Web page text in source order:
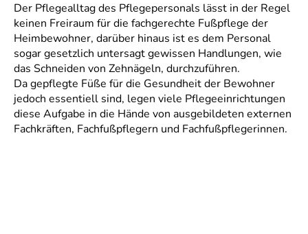
Der Pflegealltag des Pflegepersonals lässt in der Regel
keinen Freiraum für die fachgerechte Fußpflege der
Heimbewohner, darüber hinaus ist es dem Personal
sogar gesetzlich untersagt gewissen Handlungen, wie
das Schneiden von Zehnägeln, durchzuführen.
Da gepflegte Füße für die Gesundheit der Bewohner
jedoch essentiell sind, legen viele Pflegeeinrichtungen
diese Aufgabe in die Hände von ausgebildeten externen
Fachkräften, Fachfußpflegern und Fachfußpflegerinnen.